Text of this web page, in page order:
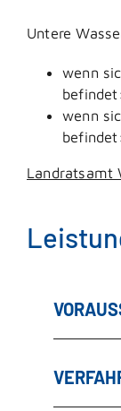
Untere
wenn
wenn
Landratsamt